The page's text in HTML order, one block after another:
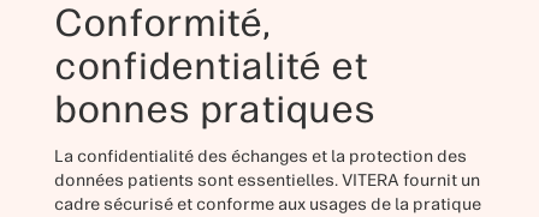
Conformité,
confidentialité et
bonnes pratiques
La confidentialité des échanges et la protection des
données patients sont essentielles. VITERA fournit un
cadre sécurisé et conforme aux usages de la pratique